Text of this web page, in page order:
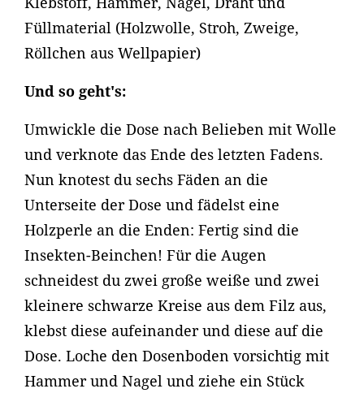
Füllmaterial (Holzwolle, Stroh, Zweige,
Röllchen aus Wellpapier)
Und so geht's:
Umwickle die Dose nach Belieben mit Wolle
und verknote das Ende des letzten Fadens.
Nun knotest du sechs Fäden an die
Unterseite der Dose und fädelst eine
Holzperle an die Enden: Fertig sind die
Insekten-Beinchen! Für die Augen
schneidest du zwei große weiße und zwei
kleinere schwarze Kreise aus dem Filz aus,
klebst diese aufeinander und diese auf die
Dose. Loche den Dosenboden vorsichtig mit
Hammer und Nagel und ziehe ein Stück